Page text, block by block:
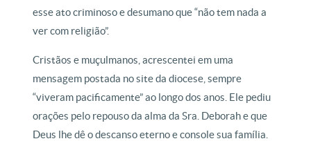
esse ato criminoso e desumano que “não tem nada a
ver com religião”.
Cristãos e muçulmanos, acrescentei em uma
mensagem postada no site da diocese, sempre
“viveram pacificamente” ao longo dos anos. Ele pediu
orações pelo repouso da alma da Sra. Deborah e que
Deus lhe dê o descanso eterno e console sua família.